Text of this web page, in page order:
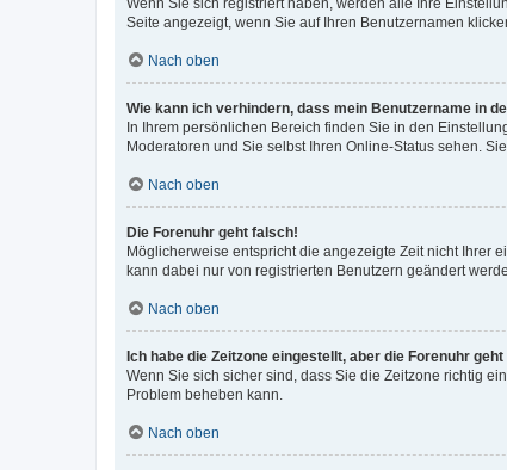
Seite angezeigt, wenn Sie auf Ihren Benutzernamen
Nach oben
Wie kann ich verhindern, dass mein Benutzername in
In Ihrem persönlichen Bereich finden Sie in den
Moderatoren und Sie selbst Ihren Online-Status sehen.
Nach oben
Die Forenuhr geht falsch!
Möglicherweise entspricht die angezeigte Zeit nicht Ihrer
kann dabei nur von registrierten Benutzern geändert
Nach oben
Ich habe die Zeitzone eingestellt, aber die Forenuhr
Wenn Sie sich sicher sind, dass Sie die Zeitzone richtig
Problem beheben kann.
Nach oben